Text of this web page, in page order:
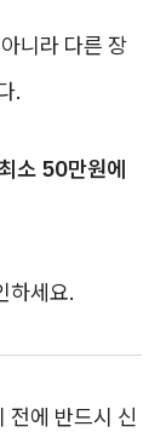
니라 다른 장
.
소 50만원에
하세요.
전에 반드시 신